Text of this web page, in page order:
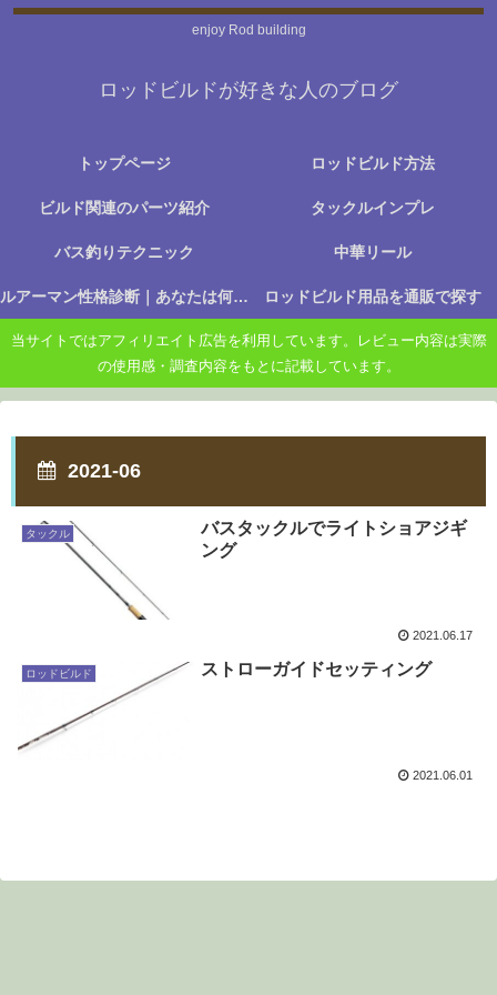
enjoy Rod building
ロッドビルドが好きな人のブログ
トップページ ロッドビルド方法
ビルド関連のパーツ紹介 タックルインプレ
バス釣りテクニック 中華リール
ルアーマン性格診断｜あなたは何に楽しさを感じる釣り人か？ ロッドビルド用品を通販で探す
当サイトではアフィリエイト広告を利用しています。レビュー内容は実際
の使用感・調査内容をもとに記載しています。
2021-06
タックル
バスタックルでライトショアジギ
ング
2021.06.17
ロッドビルド ストローガイドセッティング
2021.06.01